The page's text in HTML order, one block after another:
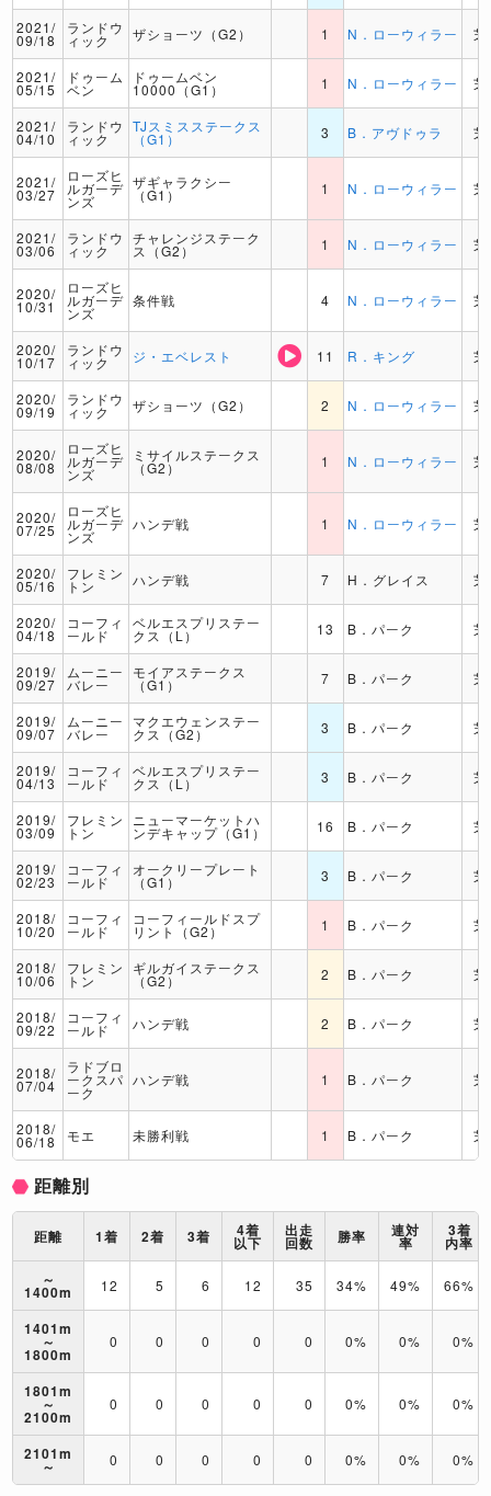
2021/
09/18
ランドウ
ィック ザショーツ（G2） 1 N．ローウィラー 芝
2021/
05/15
ドゥーム
ベン
ドゥームベン
10000（G1） 1 N．ローウィラー 芝
2021/
04/10
ランドウ
ィック
TJスミスステークス
（G1） 3 B．アヴドゥラ 芝
2021/
03/27
ローズヒ
ルガーデ
ンズ
ザギャラクシー
（G1） 1 N．ローウィラー 芝
2021/
03/06
ランドウ
ィック
チャレンジステーク
ス（G2） 1 N．ローウィラー 芝
2020/
10/31
ローズヒ
ルガーデ
ンズ
条件戦 4 N．ローウィラー 芝
2020/
10/17
ランドウ
ィック ジ・エベレスト 11 R．キング 芝
2020/
09/19
ランドウ
ィック ザショーツ（G2） 2 N．ローウィラー 芝
2020/
08/08
ローズヒ
ルガーデ
ンズ
ミサイルステークス
（G2） 1 N．ローウィラー 芝
2020/
07/25
ローズヒ
ルガーデ
ンズ
ハンデ戦 1 N．ローウィラー 芝
2020/
05/16
フレミン
トン ハンデ戦 7 H．グレイス 芝
2020/
04/18
コーフィ
ールド
ベルエスプリステー
クス（L） 13 B．パーク 芝
2019/
09/27
ムーニー
バレー
モイアステークス
（G1） 7 B．パーク 芝
2019/
09/07
ムーニー
バレー
マクエウェンステー
クス（G2） 3 B．パーク 芝
2019/
04/13
コーフィ
ールド
ベルエスプリステー
クス（L） 3 B．パーク 芝
2019/
03/09
フレミン
トン
ニューマーケットハ
ンデキャップ（G1） 16 B．パーク 芝
2019/
02/23
コーフィ
ールド
オークリープレート
（G1） 3 B．パーク 芝
2018/
10/20
コーフィ
ールド
コーフィールドスプ
リント（G2） 1 B．パーク 芝
2018/
10/06
フレミン
トン
ギルガイステークス
（G2） 2 B．パーク 芝
2018/
09/22
コーフィ
ールド ハンデ戦 2 B．パーク 芝
2018/
07/04
ラドブロ
ークスパ
ーク
ハンデ戦 1 B．パーク 芝
2018/
06/18 モエ 未勝利戦 1 B．パーク 芝
距離別
距離 1着 2着 3着 4着
以下
出走
回数 勝率 連対
率
3着
内率
～
1400m 12 5 6 12 35 34% 49% 66%
1401m
～
1800m
0 0 0 0 0 0% 0% 0%
1801m
～
2100m
0 0 0 0 0 0% 0% 0%
2101m
～ 0 0 0 0 0 0% 0% 0%